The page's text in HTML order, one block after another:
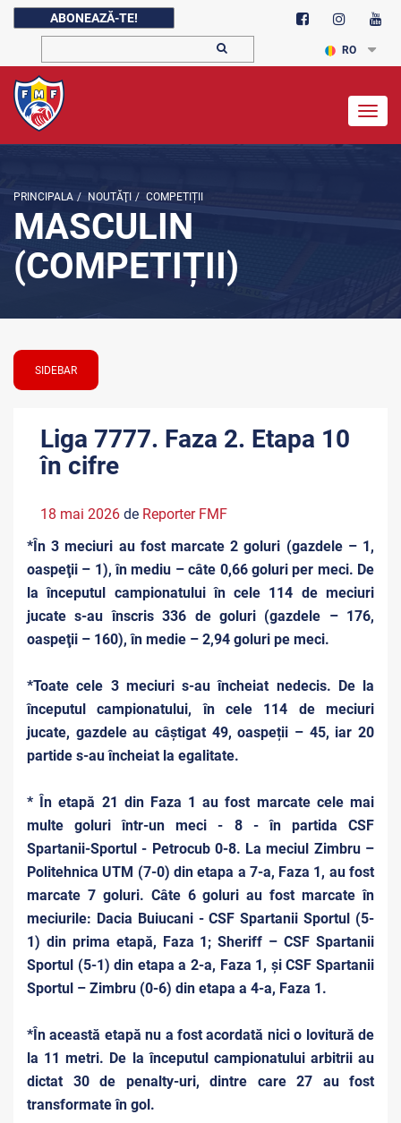
ABONEAZĂ-TE!
RO
PRINCIPALA / NOUTĂŢI / COMPETIȚII
MASCULIN
(COMPETIȚII)
SIDEBAR
Liga 7777. Faza 2. Etapa 10
în cifre
18 mai 2026 de Reporter FMF
*În 3 meciuri au fost marcate 2 goluri (gazdele – 1,
oaspeţii – 1), în mediu – câte 0,66 goluri per meci. De
la începutul campionatului în cele 114 de meciuri
jucate s-au înscris 336 de goluri (gazdele – 176,
oaspeţii – 160), în medie – 2,94 goluri pe meci.
*Toate cele 3 meciuri s-au încheiat nedecis. De la
începutul campionatului, în cele 114 de meciuri
jucate, gazdele au câștigat 49, oaspeții – 45, iar 20
partide s-au încheiat la egalitate.
* În etapă 21 din Faza 1 au fost marcate cele mai
multe goluri într-un meci - 8 - în partida CSF
Spartanii-Sportul - Petrocub 0-8. La meciul Zimbru –
Politehnica UTM (7-0) din etapa a 7-a, Faza 1, au fost
marcate 7 goluri. Câte 6 goluri au fost marcate în
meciurile: Dacia Buiucani - CSF Spartanii Sportul (5-
1) din prima etapă, Faza 1; Sheriff – CSF Spartanii
Sportul (5-1) din etapa a 2-a, Faza 1, și CSF Spartanii
Sportul – Zimbru (0-6) din etapa a 4-a, Faza 1.
*În această etapă nu a fost acordată nici o lovitură de
la 11 metri. De la începutul campionatului arbitrii au
dictat 30 de penalty-uri, dintre care 27 au fost
transformate în gol.